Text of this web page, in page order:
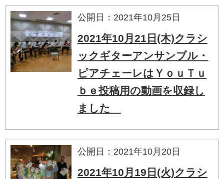
公開日：2021年10月25日
2021年10月21日(木)クラシ
ックギターアンサンブル・
ピアチェーレはＹｏｕＴｕ
ｂｅ投稿用の動画を収録し
ました
公開日：2021年10月20日
2021年10月19日(火)クラシ